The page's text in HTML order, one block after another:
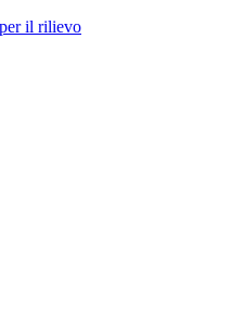
il rilievo